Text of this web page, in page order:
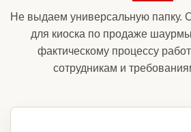
Не выдаем универсальную папку.
для киоска по продаже
фактическому процессу
сотрудникам и